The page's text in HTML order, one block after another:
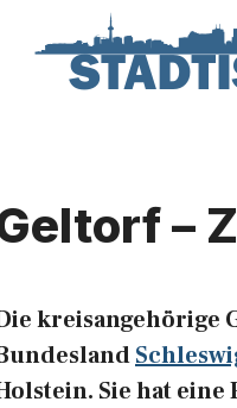
–
kreisangehörige
Sie hat eine